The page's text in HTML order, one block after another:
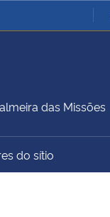
Ministério da Defesa
Ministério do
das Missões
do sítio